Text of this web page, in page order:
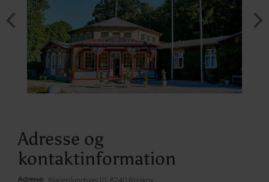
Adresse og
kontaktinformation
Adresse Marienlundsvej 10, 8240 Risskov